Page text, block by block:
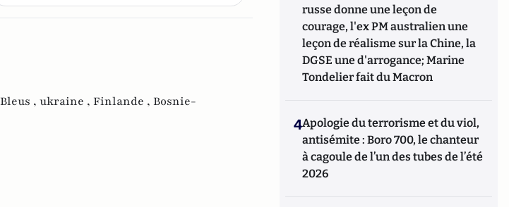
Bleus , ukraine , Finlande , Bosnie-
russe donne une leçon de
courage, l'ex PM australien une
leçon de réalisme sur la Chine, la
DGSE une d'arrogance; Marine
Tondelier fait du Macron
4Apologie du terrorisme et du viol,
antisémite : Boro 700, le chanteur
à cagoule de l’un des tubes de l’été
2026